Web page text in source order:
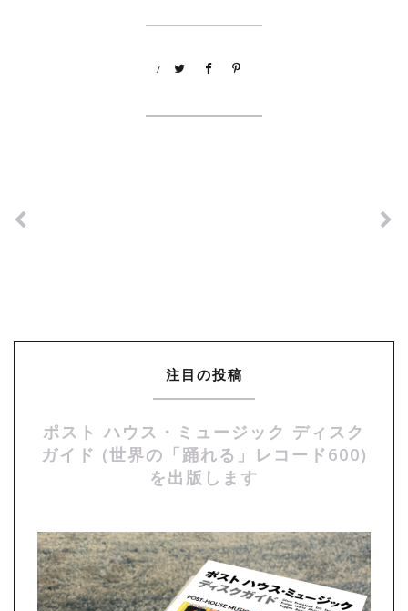
/
注目の投稿
ポスト ハウス・ミュージック ディスク
ガイド (世界の「踊れる」レコード600)
を出版します